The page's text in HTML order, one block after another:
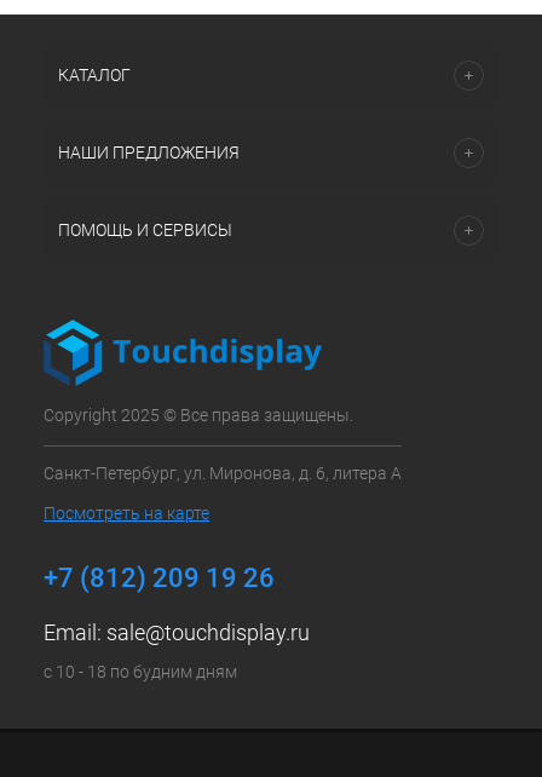
КАТАЛОГ
НАШИ ПРЕДЛОЖЕНИЯ
ПОМОЩЬ И СЕРВИСЫ
Copyright 2025 © Все права защищены.
Санкт-Петербург, ул. Миронова, д. 6, литера А
Посмотреть на карте
+7 (812) 209 19 26
Email: sale@touchdisplay.ru
с 10 - 18 по будним дням